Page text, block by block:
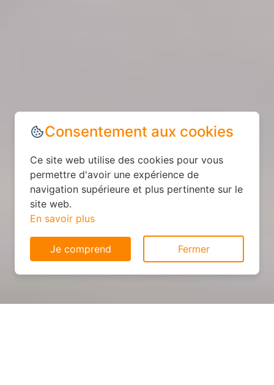
Consentement aux cookies
Ce site web utilise des cookies pour vous
permettre d'avoir une expérience de
navigation supérieure et plus pertinente sur le
site web.
En savoir plus
Je comprend Fermer